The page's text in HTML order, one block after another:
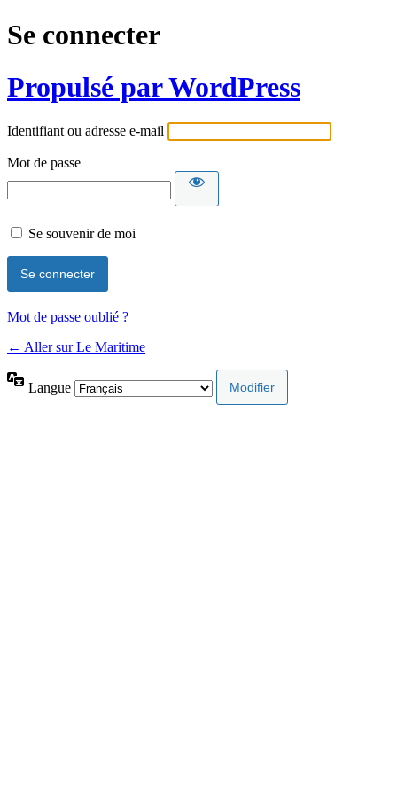
Se connecter
Propulsé par WordPress
Identifiant ou adresse e-mail
Mot de passe
Se souvenir de moi
Mot de passe oublié ?
← Aller sur Le Maritime
Langue